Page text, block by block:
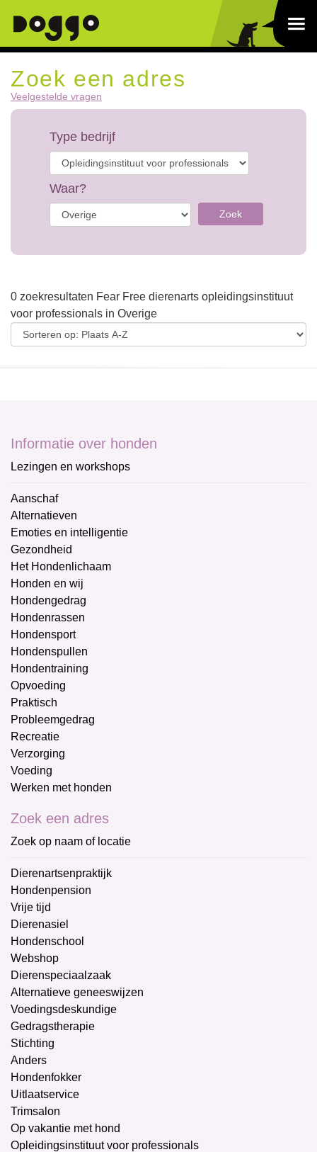
Zoek een adres
Veelgestelde vragen
Type bedrijf
Waar?
Zoek
0 zoekresultaten Fear Free dierenarts opleidingsinstituut
voor professionals in Overige
Informatie over honden
Lezingen en workshops
Aanschaf
Alternatieven
Emoties en intelligentie
Gezondheid
Het Hondenlichaam
Honden en wij
Hondengedrag
Hondenrassen
Hondensport
Hondenspullen
Hondentraining
Opvoeding
Praktisch
Probleemgedrag
Recreatie
Verzorging
Voeding
Werken met honden
Zoek een adres
Zoek op naam of locatie
Dierenartsenpraktijk
Hondenpension
Vrije tijd
Dierenasiel
Hondenschool
Webshop
Dierenspeciaalzaak
Alternatieve geneeswijzen
Voedingsdeskundige
Gedragstherapie
Stichting
Anders
Hondenfokker
Uitlaatservice
Trimsalon
Op vakantie met hond
Opleidingsinstituut voor professionals